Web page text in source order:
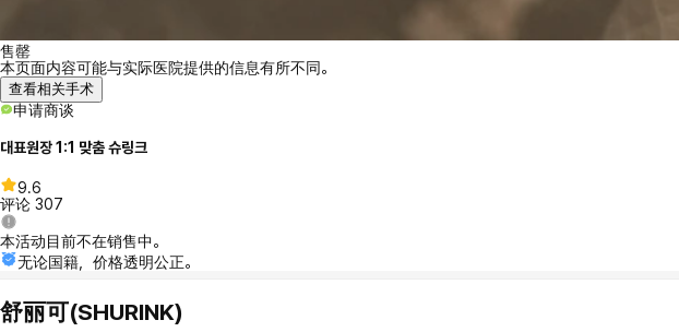
售罄
本页面内容可能与实际医院提供的信息有所不同。
查看相关手术
申请商谈
대표원장 1:1 맞춤 슈링크
9.6
评论 307
本活动目前不在销售中。
无论国籍，价格透明公正。
舒丽可(SHURINK)